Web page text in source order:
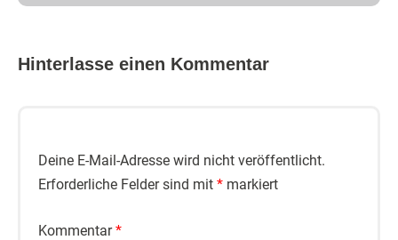
Hinterlasse einen Kommentar
Deine E-Mail-Adresse wird nicht veröffentlicht.
Erforderliche Felder sind mit * markiert
Kommentar*